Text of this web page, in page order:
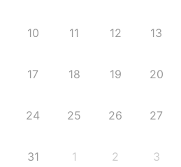
10 11 12 13
17 18 19 20
24 25 26 27
31 1 2 3